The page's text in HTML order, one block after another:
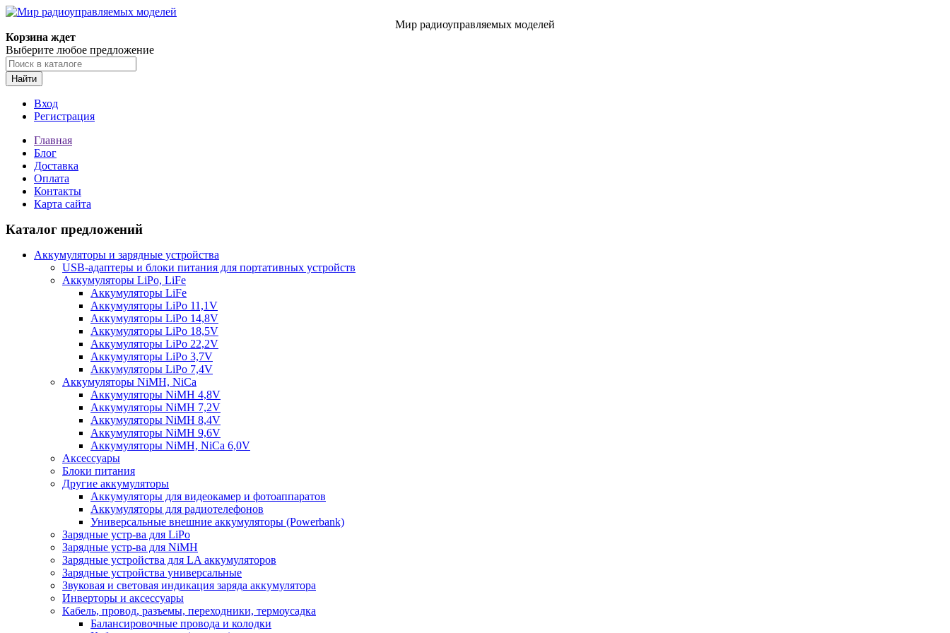
Мир радиоуправляемых моделей
Корзина ждет
Выберите любое предложение
Найти
Вход
Регистрация
Главная
Блог
Доставка
Оплата
Контакты
Карта сайта
Каталог предложений
Аккумуляторы и зарядные устройства
USB-адаптеры и блоки питания для портативных устройств
Аккумуляторы LiPo, LiFe
Аккумуляторы LiFe
Аккумуляторы LiPo 11,1V
Аккумуляторы LiPo 14,8V
Аккумуляторы LiPo 18,5V
Аккумуляторы LiPo 22,2V
Аккумуляторы LiPo 3,7V
Аккумуляторы LiPo 7,4V
Аккумуляторы NiMH, NiCa
Аккумуляторы NiMH 4,8V
Аккумуляторы NiMH 7,2V
Аккумуляторы NiMH 8,4V
Аккумуляторы NiMH 9,6V
Аккумуляторы NiMH, NiCa 6,0V
Аксессуары
Блоки питания
Другие аккумуляторы
Аккумуляторы для видеокамер и фотоаппаратов
Аккумуляторы для радиотелефонов
Универсальные внешние аккумуляторы (Powerbank)
Зарядные устр-ва для LiPo
Зарядные устр-ва для NiMH
Зарядные устройства для LA аккумуляторов
Зарядные устройства универсальные
Звуковая и световая индикация заряда аккумулятора
Инверторы и аксессуары
Кабель, провод, разъемы, переходники, термоусадка
Балансировочные провода и колодки